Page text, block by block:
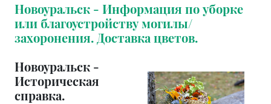
Новоуральск - Информация по уборке
или благоустройству могилы/
захоронения. Доставка цветов.
Новоуральск -
Историческая
справка.